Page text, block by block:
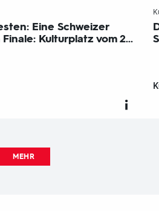
Eine Schweizer
Kulturplatz vom 2...
MEHR